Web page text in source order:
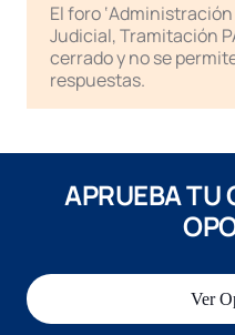
El foro
Judicial, Tramitación
cerrado y no se
respuestas.
APRUEBA TU
Ver